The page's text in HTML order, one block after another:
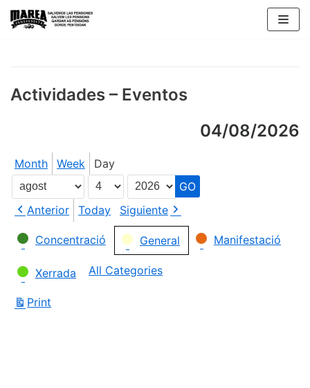
Skip
Actividades – Eventos
04/08/2026
Month Week Day
Month
Day
Year
Anterior
Today
Siguiente
Categories
Concentració General Manifestació
Xerrada All Categories
Print